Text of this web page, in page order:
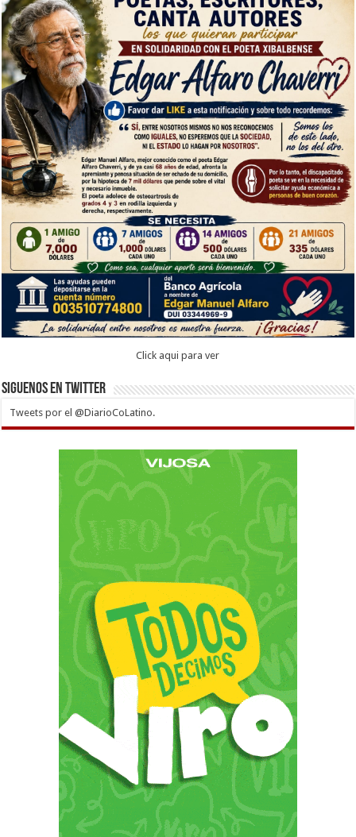
Click aqui para ver
Siguenos en twitter
Tweets por el @DiarioCoLatino.